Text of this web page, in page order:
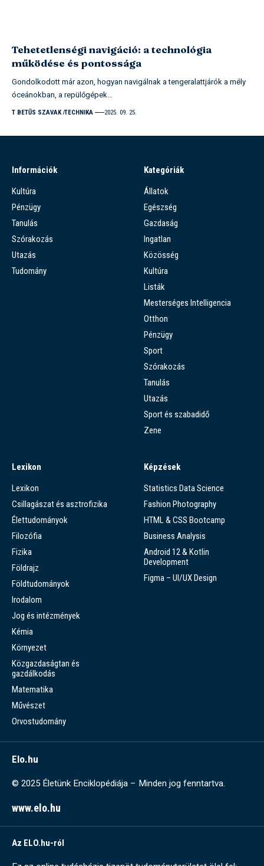
Tehetetlenségi navigáció: a technológia
működése és pontossága
Gondolkodott már azon, hogyan navigálnak a tengeralattjárók a mély
óceánokban, a repülőgépek…
T BETŰS SZAVAK TECHNIKA 2025. 09. 25.
Információk
Kultúra
Pénzügy
Tanulás
Szórakozás
Utazás
Tudomány
Kategóriák
Állatok
Egészség
Gazdaság
Ingatlan
Közösség
Kultúra
Listák
Mesterséges Intelligencia
Otthon
Pénzügy
Sport
Szórakozás
Tanulás
Utazás
Sport és szabadidő
Zene
Lexikon
Lexikon
Csillagászat és asztrofizika
Élettudományok
Filozófia
Fizika
Földrajz
Földtudományok
Irodalom
Jog és intézmények
Kémia
Környezet
Közgazdaságtan és
gazdálkodás
Matematika
Művészet
Orvostudomány
Képzések
Statistics Data Science
Fashion Photography
HTML & CSS Bootcamp
Business Analysis
Android 12 & Kotlin
Development
Figma – UI/UX Design
Elo.hu
© 2025 Életünk Enciklopédiája – Minden jog fenntartva.
www.elo.hu
Az ELO.hu-ról